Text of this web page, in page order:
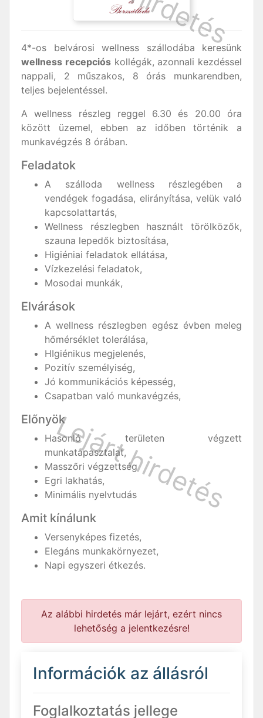
4*-os belvárosi wellness szállodába keresünk
wellness recepcióskollégák, azonnali kezdéssel
nappali, 2 műszakos, 8 órás munkarendben,
teljes bejelentéssel.
A wellness részleg reggel 6.30 és 20.00 óra
között üzemel, ebben az időben történik a
munkavégzés 8 órában.
Feladatok
A szálloda wellness részlegében a
vendégek fogadása, elirányítása, velük való
kapcsolattartás,
Wellness részlegben használt törölközők,
szauna lepedők biztosítása,
Higiéniai feladatok ellátása,
Vízkezelési feladatok,
Mosodai munkák,
Elvárások
A wellness részlegben egész évben meleg
hőmérséklet tolerálása,
HIgiénikus megjelenés,
Pozitív személyiség,
Jó kommunikációs képesség,
Csapatban való munkavégzés,
Előnyök
Hasonló területen végzett
munkatapasztalat,
Masszőri végzettség
Egri lakhatás,
Minimális nyelvtudás
Amit kínálunk
Versenyképes fizetés,
Elegáns munkakörnyezet,
Napi egyszeri étkezés.
Az alábbi hirdetés már lejárt, ezért nincs
lehetőség a jelentkezésre!
Információk az állásról
Foglalkoztatás jellege